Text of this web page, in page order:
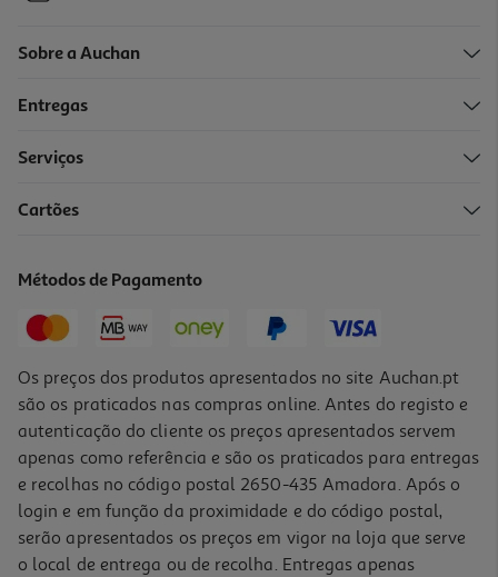
-10%
23,50 € PVP de editor
-10%
Sobre a Auchan
Entregas
Serviços
Cartões
Métodos de Pagamento
Os preços dos produtos apresentados no site Auchan.pt
são os praticados nas compras online. Antes do registo e
autenticação do cliente os preços apresentados servem
apenas como referência e são os praticados para entregas
e recolhas no código postal 2650-435 Amadora. Após o
login e em função da proximidade e do código postal,
serão apresentados os preços em vigor na loja que serve
o local de entrega ou de recolha. Entregas apenas